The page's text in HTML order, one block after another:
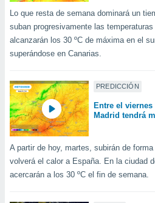
publicidad
de
1199
Lo que resta de semana dominará un
suban progresivamente las
alcanzarán los 30 ºC de máxima en el
superándose en Canarias.
PREDICCIÓN
Entre el
Madrid tendrá
A partir de hoy, martes, subirán de
volverá el calor a España. En la ciudad
acercarán a los 30 ºC el fin de semana.